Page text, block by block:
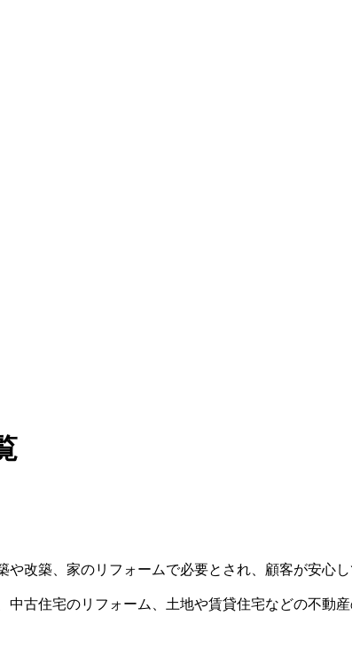
改築、家のリフォームで必要とされ、顧客が安心
古住宅のリフォーム、土地や賃貸住宅などの不動